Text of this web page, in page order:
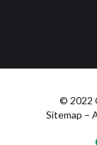
© 2022
Sitemap –